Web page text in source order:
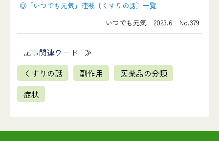
◎「いつでも元気」連載〔くすりの話〕一覧
いつでも元気 2023.6 No.379
記事関連ワード
くすりの話
副作用
医薬品の分類
症状